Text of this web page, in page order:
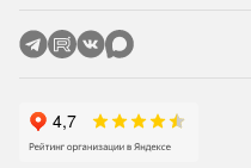
Легковесные агенты
виртуализации до
Поддержка широкого
виртуализации